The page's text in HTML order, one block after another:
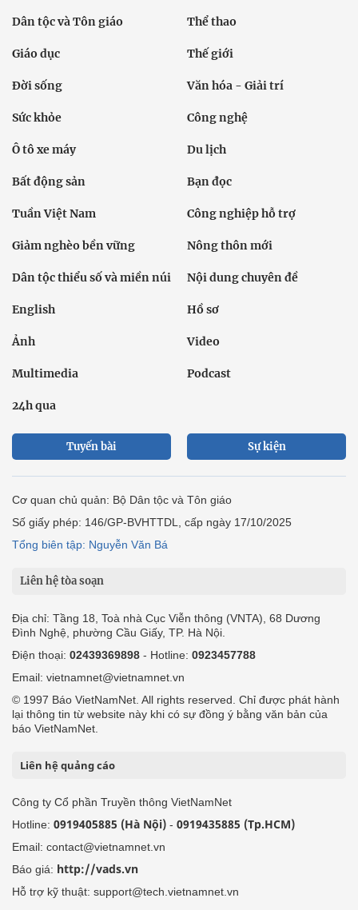
Dân tộc và Tôn giáo Thể thao
Giáo dục Thế giới
Đời sống Văn hóa - Giải trí
Sức khỏe Công nghệ
Ô tô xe máy Du lịch
Bất động sản Bạn đọc
Tuần Việt Nam Công nghiệp hỗ trợ
Giảm nghèo bền vững Nông thôn mới
Dân tộc thiểu số và miền núi Nội dung chuyên đề
English Hồ sơ
Ảnh Video
Multimedia Podcast
24h qua
Tuyến bài Sự kiện
Cơ quan chủ quản: Bộ Dân tộc và Tôn giáo
Số giấy phép: 146/GP-BVHTTDL, cấp ngày 17/10/2025
Tổng biên tập: Nguyễn Văn Bá
Liên hệ tòa soạn
Địa chỉ: Tầng 18, Toà nhà Cục Viễn thông (VNTA), 68 Dương
Đình Nghệ, phường Cầu Giấy, TP. Hà Nội.
Điện thoại: 02439369898 - Hotline: 0923457788
Email: vietnamnet@vietnamnet.vn
© 1997 Báo VietNamNet. All rights reserved. Chỉ được phát hành
lại thông tin từ website này khi có sự đồng ý bằng văn bản của
báo VietNamNet.
Liên hệ quảng cáo
Công ty Cổ phần Truyền thông VietNamNet
Hotline: 0919405885 (Hà Nội) - 0919435885 (Tp.HCM)
Email: contact@vietnamnet.vn
Báo giá: http://vads.vn
Hỗ trợ kỹ thuật: support@tech.vietnamnet.vn